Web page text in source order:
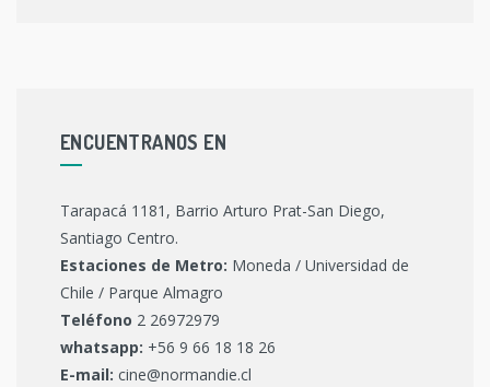
ENCUENTRANOS EN
Tarapacá 1181, Barrio Arturo Prat-San Diego,
Santiago Centro.
Estaciones de Metro: Moneda / Universidad de
Chile / Parque Almagro
Teléfono 2 26972979
whatsapp: +56 9 66 18 18 26
E-mail: cine@normandie.cl